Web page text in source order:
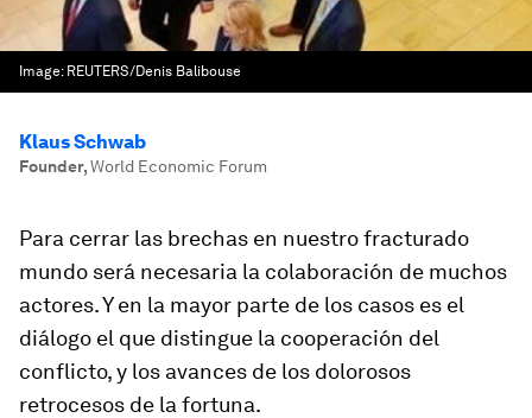
Image: REUTERS/Denis Balibouse
Klaus Schwab
Founder,World Economic Forum
Para cerrar las brechas en nuestro fracturado
mundo será necesaria la colaboración de muchos
actores. Y en la mayor parte de los casos es el
diálogo el que distingue la cooperación del
conflicto, y los avances de los dolorosos
retrocesos de la fortuna.